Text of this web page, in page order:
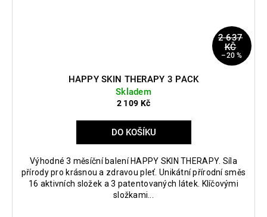
2 637
KČ
–20 %
HAPPY SKIN THERAPY 3 PACK
Skladem
2 109 Kč
DO KOŠÍKU
Výhodné 3 měsíční balení HAPPY SKIN THERAPY. Síla
přírody pro krásnou a zdravou pleť. Unikátní přírodní směs
16 aktivních složek a 3 patentovaných látek. Klíčovými
složkami...